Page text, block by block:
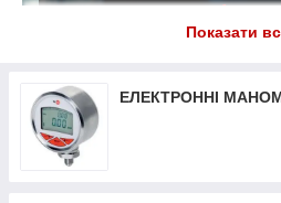
контролю
від
своєчасно
неполадки, щоб
Показати
ЕЛЕКТРОННІ